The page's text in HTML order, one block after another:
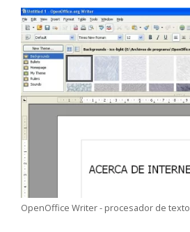
OpenOffice Writer - procesador de texto